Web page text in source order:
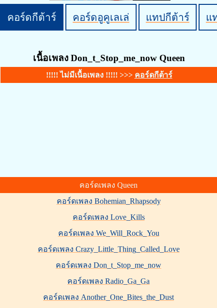
คอร์ดกีต้าร์ คอร์ดอูคูเลเล่ แทปกีต้าร์ แ
เนื้อเพลง Don_t_Stop_me_now Queen
!!!!! ไม่มีเนื้อเพลง !!!!! >>> คอร์ดกีต้าร์
คอร์ดเพลง Queen
คอร์ดเพลง Bohemian_Rhapsody
คอร์ดเพลง Love_Kills
คอร์ดเพลง We_Will_Rock_You
คอร์ดเพลง Crazy_Little_Thing_Called_Love
คอร์ดเพลง Don_t_Stop_me_now
คอร์ดเพลง Radio_Ga_Ga
คอร์ดเพลง Another_One_Bites_the_Dust